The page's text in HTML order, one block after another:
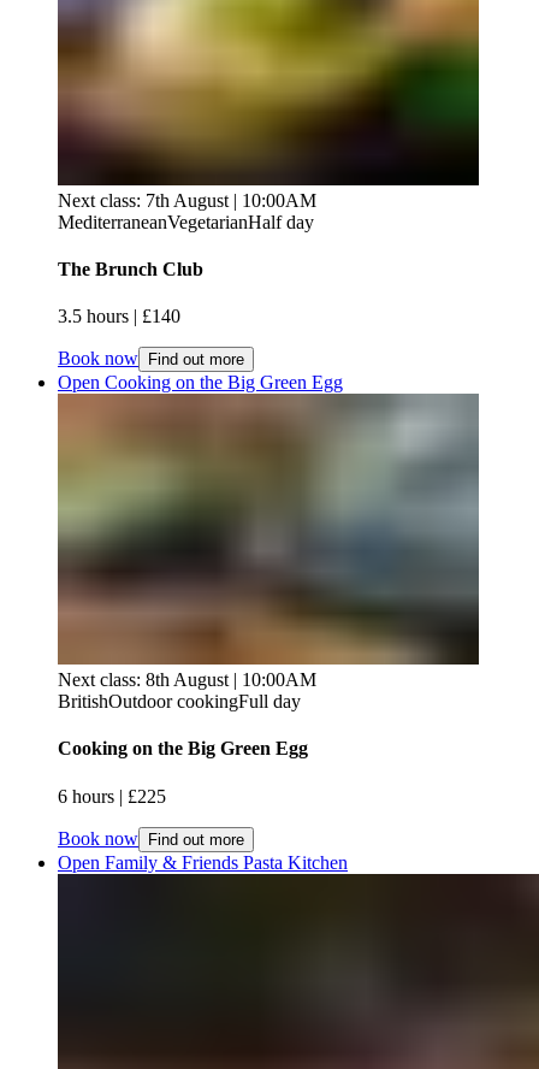
Next class: 7th August | 10:00AM
MediterraneanVegetarianHalf day
The Brunch Club​​​​‌ ‍ ​‍​‍‌‍ ‌ ​‍‌‍‍‌‌‍‌ ‌‍‍‌‌‍ ‍​‍​‍​ ‍‍​‍​‍‌ ​ ‌‍​‌‌‍ ‍‌‍‍‌‌ ‌​‌ ‍‌​‍ ‍‌‍‍‌‌‍ ​‍​‍​‍ ​​‍​‍‌‍‍​‌ ​‍‌‍‌‌‌‍‌‍​‍​‍​ ‍‍​‍​‍‌‍‍​‌ ‌​‌ ‌​‌ ​​‌ ​ ​ ‍‍​‍ ​‍ ‌‍ ​​‍ ‌‌‍​‌‌‍ ‍‌‍‌​​‍ ‌‌ ​‍​‍ ‌‌‍‍​‌‍ ‌ ‌​‌‍‌‌‌‍ ​‌ ​ ​‍ ‌‌ ​ ‌ ‌​‌ ‌‌‌‍‌​‌‍‍‌‌‍ ​‍ ‍‌ ‌‍‌‍‌‌‌ ​‍‌‍​ ‌‍‌‌‌‍ ​​‍ ‍‌‍​‌‌ ​​‌ ​​​‍ ‌‍‍‌‌‍ ‍‌ ‌​‌‍‌‌‌‍ ‍‌ ‌​​‍ ‌‍‌‌‌‍‌​‌‍‍‌‌ ‌​​‍ ‌‍ ‌‌‍ ‌‍‌​‌‍‌‌​ ‌‌ ​​‌ ​‍‌‍‌‌‌ ​ ‌‍‌‌‌‍ ‍‌ ‌​‌‍​‌‌ ‌​‌‍‍‌‌‍ ‌‍ ‍​ ‍ ‌‍‍‌‌‍‌​​ ‌‌‍​ ​ ‍​​ ​ ​ ​‍​ ​ ‌‍​ ‌‍​‌‌‍​ ​‍ ‌​ ​‌​ ​‍​ ‌‍‌‍‌‌​‍ ‌​ ‌​‌‍​‍‌‍​‌‌‍‌​​‍ ‌‌‍​‌‌‍​‍​ ​ ​ ​​​‍ ‌​ ​‌‌‍‌‍‌‍‌​​ ‍‌‌‍‌‌‌‍‌‌​ ‍​​ ‌‍​ ‍‌​ ​‍‌‍‌‌​ ​​​ ‍ ‌ ‌​‌ ‍‌‌ ​​‌‍‌‌​ ‌‌‍‍​‌‍ ‌ ‌​‌‍‌‌‌‍ ​‌​​ ‌‍ ​‌‍​‌‌ ​ ‌ ​ ​ ‍ ‌ ​​‌‍​‌‌ ‌​‌‍‍​​ ‌‌ ‌​‌‍‍‌‌ ‌​‌‍ ​‌‍‌‌​ ‌‍​‍‌‍​‌‌ ​ ‌‍‌‌‌‌‌‌‌ ​‍‌‍ ​​ ‌‌‍‍​‌ ‌​‌ ‌​‌ ​​‌ ​ ​‍‌‌​ ​ ‌​​‌​‍‌‌​ ​‍‌​‌‍​‍‌‌​ ​‍‌​‌‍‌‍ ​​‍ ‌‌‍​‌‌‍ ‍‌‍‌​​‍ ‌‌ ​‍​‍ ‌‌‍‍​‌‍ ‌ ‌​‌‍‌‌‌‍ ​‌ ​ ​‍ ‌‌ ​ ‌ ‌​‌ ‌‌‌‍‌​‌‍‍‌‌‍ ​‍ ‍‌ ‌‍‌‍‌‌‌ ​‍‌‍​ ‌‍‌‌‌‍ ​​‍ ‍‌‍​‌‌ ​​‌ ​​​‍‌‍‌‍‍‌‌‍‌​​ ‌‌‍​ ​ ‍​​ ​ ​ ​‍​ ​ ‌‍​ ‌‍​‌‌‍​ ​‍ ‌​ ​‌​ ​‍​ ‌‍‌‍‌‌​‍ ‌​ ‌​‌‍​‍‌‍​‌‌‍‌​​‍ ‌‌‍​‌‌‍​‍​ ​ ​ ​​​‍ ‌​ ​‌‌‍‌‍‌‍‌​​ ‍‌‌‍‌‌‌‍‌‌​ ‍​​ ‌‍​ ‍‌​ ​‍‌‍‌‌​ ​​​‍‌‍‌ ‌​‌ ‍‌‌ ​​‌‍‌‌​ ‌‌‍‍​‌‍ ‌ ‌​‌‍‌‌‌‍ ​‌​​ ‌‍ ​‌‍​‌‌ ​ ‌ ​ ​‍‌‍‌ ​​‌‍​‌‌ ‌​‌‍‍​​ ‌‌ ‌​‌‍‍‌‌ ‌​‌‍ ​‌‍‌‌​‍‌‍‌ ​​‌‍‌‌‌ ​‍‌ ​ ‌ ​​‌‍‌‌‌‍​ ‌ ‌​‌‍‍‌‌ ‌‍‌‍‌‌​ ‌‌ ​​‌ ‌‌‌‍​‍‌‍ ​‌‍‍‌‌ ​ ‌‍‍​‌‍‌‌‌‍‌​​‍​‍‌ ‌
3.5 hours​​​​‌ ‍ ​‍​‍‌‍ ‌ ​‍‌‍‍‌‌‍‌ ‌‍‍‌‌‍ ‍​‍​‍​ ‍‍​‍​‍‌ ​ ‌‍​‌‌‍ ‍‌‍‍‌‌ ‌​‌ ‍‌​‍ ‍‌‍‍‌‌‍ ​‍​‍​‍ ​​‍​‍‌‍‍​‌ ​‍‌‍‌‌‌‍‌‍​‍​‍​ ‍‍​‍​‍‌‍‍​‌ ‌​‌ ‌​‌ ​​‌ ​ ​ ‍‍​‍ ​‍ ‌‍ ​​‍ ‌‌‍​‌‌‍ ‍‌‍‌​​‍ ‌‌ ​‍​‍ ‌‌‍‍​‌‍ ‌ ‌​‌‍‌‌‌‍ ​‌ ​ ​‍ ‌‌ ​ ‌ ‌​‌ ‌‌‌‍‌​‌‍‍‌‌‍ ​‍ ‍‌ ‌‍‌‍‌‌‌ ​‍‌‍​ ‌‍‌‌‌‍ ​​‍ ‍‌‍​‌‌ ​​‌ ​​​‍ ‌‍‍‌‌‍ ‍‌ ‌​‌‍‌‌‌‍ ‍‌ ‌​​‍ ‌‍‌‌‌‍‌​‌‍‍‌‌ ‌​​‍ ‌‍ ‌‌‍ ‌‍‌​‌‍‌‌​ ‌‌ ​​‌ ​‍‌‍‌‌‌ ​ ‌‍‌‌‌‍ ‍‌ ‌​‌‍​‌‌ ‌​‌‍‍‌‌‍ ‌‍ ‍​ ‍ ‌‍‍‌‌‍‌​​ ‌‌‍​ ​ ‍​​ ​ ​ ​‍​ ​ ‌‍​ ‌‍​‌‌‍​ ​‍ ‌​ ​‌​ ​‍​ ‌‍‌‍‌‌​‍ ‌​ ‌​‌‍​‍‌‍​‌‌‍‌​​‍ ‌‌‍​‌‌‍​‍​ ​ ​ ​​​‍ ‌​ ​‌‌‍‌‍‌‍‌​​ ‍‌‌‍‌‌‌‍‌‌​ ‍​​ ‌‍​ ‍‌​ ​‍‌‍‌‌​ ​​​ ‍ ‌ ‌​‌ ‍‌‌ ​​‌‍‌‌​ ‌‌‍‍​‌‍ ‌ ‌​‌‍‌‌‌‍ ​‌​​ ‌‍ ​‌‍​‌‌ ​ ‌ ​ ​ ‍ ‌ ​​‌‍​‌‌ ‌​‌‍‍​​ ‌‌ ‌​‌‍‍‌‌‍ ‌‌‍‌‌​ ‌‍​‍‌‍​‌‌ ​ ‌‍‌‌‌‌‌‌‌ ​‍‌‍ ​​ ‌‌‍‍​‌ ‌​‌ ‌​‌ ​​‌ ​ ​‍‌‌​ ​ ‌​​‌​‍‌‌​ ​‍‌​‌‍​‍‌‌​ ​‍‌​‌‍‌‍ ​​‍ ‌‌‍​‌‌‍ ‍‌‍‌​​‍ ‌‌ ​‍​‍ ‌‌‍‍​‌‍ ‌ ‌​‌‍‌‌‌‍ ​‌ ​ ​‍ ‌‌ ​ ‌ ‌​‌ ‌‌‌‍‌​‌‍‍‌‌‍ ​‍ ‍‌ ‌‍‌‍‌‌‌ ​‍‌‍​ ‌‍‌‌‌‍ ​​‍ ‍‌‍​‌‌ ​​‌ ​​​‍‌‍‌‍‍‌‌‍‌​​ ‌‌‍​ ​ ‍​​ ​ ​ ​‍​ ​ ‌‍​ ‌‍​‌‌‍​ ​‍ ‌​ ​‌​ ​‍​ ‌‍‌‍‌‌​‍ ‌​ ‌​‌‍​‍‌‍​‌‌‍‌​​‍ ‌‌‍​‌‌‍​‍​ ​ ​ ​​​‍ ‌​ ​‌‌‍‌‍‌‍‌​​ ‍‌‌‍‌‌‌‍‌‌​ ‍​​ ‌‍​ ‍‌​ ​‍‌‍‌‌​ ​​​‍‌‍‌ ‌​‌ ‍‌‌ ​​‌‍‌‌​ ‌‌‍‍​‌‍ ‌ ‌​‌‍‌‌‌‍ ​‌​​ ‌‍ ​‌‍​‌‌ ​ ‌ ​ ​‍‌‍‌ ​​‌‍​‌‌ ‌​‌‍‍​​ ‌‌ ‌​‌‍‍‌‌‍ ‌‌‍‌‌​‍‌‍‌ ​​‌‍‌‌‌ ​‍‌ ​ ‌ ​​‌‍‌‌‌‍​ ‌ ‌​‌‍‍‌‌ ‌‍‌‍‌‌​ ‌‌ ​​‌ ‌‌‌‍​‍‌‍ ​‌‍‍‌‌ ​ ‌‍‍​‌‍‌‌‌‍‌​​‍​‍‌ ‌ | £140​​​​‌ ‍ ​‍​‍‌‍ ‌ ​‍‌‍‍‌‌‍‌ ‌‍‍‌‌‍ ‍​‍​‍​ ‍‍​‍​‍‌ ​ ‌‍​‌‌‍ ‍‌‍‍‌‌ ‌​‌ ‍‌​‍ ‍‌‍‍‌‌‍ ​‍​‍​‍ ​​‍​‍‌‍‍​‌ ​‍‌‍‌‌‌‍‌‍​‍​‍​ ‍‍​‍​‍‌‍‍​‌ ‌​‌ ‌​‌ ​​‌ ​ ​ ‍‍​‍ ​‍ ‌‍ ​​‍ ‌‌‍​‌‌‍ ‍‌‍‌​​‍ ‌‌ ​‍​‍ ‌‌‍‍​‌‍ ‌ ‌​‌‍‌‌‌‍ ​‌ ​ ​‍ ‌‌ ​ ‌ ‌​‌ ‌‌‌‍‌​‌‍‍‌‌‍ ​‍ ‍‌ ‌‍‌‍‌‌‌ ​‍‌‍​ ‌‍‌‌‌‍ ​​‍ ‍‌‍​‌‌ ​​‌ ​​​‍ ‌‍‍‌‌‍ ‍‌ ‌​‌‍‌‌‌‍ ‍‌ ‌​​‍ ‌‍‌‌‌‍‌​‌‍‍‌‌ ‌​​‍ ‌‍ ‌‌‍ ‌‍‌​‌‍‌‌​ ‌‌ ​​‌ ​‍‌‍‌‌‌ ​ ‌‍‌‌‌‍ ‍‌ ‌​‌‍​‌‌ ‌​‌‍‍‌‌‍ ‌‍ ‍​ ‍ ‌‍‍‌‌‍‌​​ ‌‌‍​ ​ ‍​​ ​ ​ ​‍​ ​ ‌‍​ ‌‍​‌‌‍​ ​‍ ‌​ ​‌​ ​‍​ ‌‍‌‍‌‌​‍ ‌​ ‌​‌‍​‍‌‍​‌‌‍‌​​‍ ‌‌‍​‌‌‍​‍​ ​ ​ ​​​‍ ‌​ ​‌‌‍‌‍‌‍‌​​ ‍‌‌‍‌‌‌‍‌‌​ ‍​​ ‌‍​ ‍‌​ ​‍‌‍‌‌​ ​​​ ‍ ‌ ‌​‌ ‍‌‌ ​​‌‍‌‌​ ‌‌‍‍​‌‍ ‌ ‌​‌‍‌‌‌‍ ​‌​​ ‌‍ ​‌‍​‌‌ ​ ‌ ​ ​ ‍ ‌ ​​‌‍​‌‌ ‌​‌‍‍​​ ‌‌ ​​‌ ​‍‌‍‍‌‌‍​ ‌‍‌‌​ ‌‍​‍‌‍​‌‌ ​ ‌‍‌‌‌‌‌‌‌ ​‍‌‍ ​​ ‌‌‍‍​‌ ‌​‌ ‌​‌ ​​‌ ​ ​‍‌‌​ ​ ‌​​‌​‍‌‌​ ​‍‌​‌‍​‍‌‌​ ​‍‌​‌‍‌‍ ​​‍ ‌‌‍​‌‌‍ ‍‌‍‌​​‍ ‌‌ ​‍​‍ ‌‌‍‍​‌‍ ‌ ‌​‌‍‌‌‌‍ ​‌ ​ ​‍ ‌‌ ​ ‌ ‌​‌ ‌‌‌‍‌​‌‍‍‌‌‍ ​‍ ‍‌ ‌‍‌‍‌‌‌ ​‍‌‍​ ‌‍‌‌‌‍ ​​‍ ‍‌‍​‌‌ ​​‌ ​​​‍‌‍‌‍‍‌‌‍‌​​ ‌‌‍​ ​ ‍​​ ​ ​ ​‍​ ​ ‌‍​ ‌‍​‌‌‍​ ​‍ ‌​ ​‌​ ​‍​ ‌‍‌‍‌‌​‍ ‌​ ‌​‌‍​‍‌‍​‌‌‍‌​​‍ ‌‌‍​‌‌‍​‍​ ​ ​ ​​​‍ ‌​ ​‌‌‍‌‍‌‍‌​​ ‍‌‌‍‌‌‌‍‌‌​ ‍​​ ‌‍​ ‍‌​ ​‍‌‍‌‌​ ​​​‍‌‍‌ ‌​‌ ‍‌‌ ​​‌‍‌‌​ ‌‌‍‍​‌‍ ‌ ‌​‌‍‌‌‌‍ ​‌​​ ‌‍ ​‌‍​‌‌ ​ ‌ ​ ​‍‌‍‌ ​​‌‍​‌‌ ‌​‌‍‍​​ ‌‌ ​​‌ ​‍‌‍‍‌‌‍​ ‌‍‌‌​‍‌‍‌ ​​‌‍‌‌‌ ​‍‌ ​ ‌ ​​‌‍‌‌‌‍​ ‌ ‌​‌‍‍‌‌ ‌‍‌‍‌‌​ ‌‌ ​​‌ ‌‌‌‍​‍‌‍ ​‌‍‍‌‌ ​ ‌‍‍​‌‍‌‌‌‍‌​​‍​‍‌ ‌
Book now Find out more
Open Cooking on the Big Green Egg​​​​‌ ‍ ​‍​‍‌‍ ‌ ​‍‌‍‍‌‌‍‌ ‌‍‍‌‌‍ ‍​‍​‍​ ‍‍​‍​‍‌ ​ ‌‍​‌‌‍ ‍‌‍‍‌‌ ‌​‌ ‍‌​‍ ‍‌‍‍‌‌‍ ​‍​‍​‍ ​​‍​‍‌‍‍​‌ ​‍‌‍‌‌‌‍‌‍​‍​‍​ ‍‍​‍​‍‌‍‍​‌ ‌​‌ ‌​‌ ​​‌ ​ ​ ‍‍​‍ ​‍ ‌‍ ​​‍ ‌‌‍​‌‌‍ ‍‌‍‌​​‍ ‌‌ ​‍​‍ ‌‌‍‍​‌‍ ‌ ‌​‌‍‌‌‌‍ ​‌ ​ ​‍ ‌‌ ​ ‌ ‌​‌ ‌‌‌‍‌​‌‍‍‌‌‍ ​‍ ‍‌ ‌‍‌‍‌‌‌ ​‍‌‍​ ‌‍‌‌‌‍ ​​‍ ‍‌‍​‌‌ ​​‌ ​​​‍ ‌‍‍‌‌‍ ‍‌ ‌​‌‍‌‌‌‍ ‍‌ ‌​​‍ ‌‍‌‌‌‍‌​‌‍‍‌‌ ‌​​‍ ‌‍ ‌‌‍ ‌‍‌​‌‍‌‌​ ‌‌ ​​‌ ​‍‌‍‌‌‌ ​ ‌‍‌‌‌‍ ‍‌ ‌​‌‍​‌‌ ‌​‌‍‍‌‌‍ ‌‍ ‍​ ‍ ‌‍‍‌‌‍‌​​ ‌‌‍‌‍​ ​‍‌‍‌‍​ ‍​‌‍‌‍​ ​‍​ ‌‍​ ​ ​‍ ‌‌‍​ ​ ​ ‌‍‌‌​ ‍​​‍ ‌​ ‌​‌‍‌‍​ ​‌​ ‍‌​‍ ‌‌‍​‌​ ‌​​ ​‍​ ‌‍​‍ ‌‌‍​‌‌‍​‍​ ‍​​ ‌ ‌‍​‍‌‍​‍‌‍‌‌​ ‌‌​ ‌​​ ​ ​ ‌ ​ ‍‌​ ‍ ‌ ‌​‌ ‍‌‌ ​​‌‍‌‌​ ‌‌‍‍​‌‍ ‌ ‌​‌‍‌‌‌‍ ​‌​​ ‌‍ ​‌‍​‌‌ ​ ‌ ​ ​ ‍ ‌ ​​‌‍​‌‌ ‌​‌‍‍​​ ‌‌ ‌​‌‍‍‌‌ ‌​‌‍ ​‌‍‌‌​ ‌‍​‍‌‍​‌‌ ​ ‌‍‌‌‌‌‌‌‌ ​‍‌‍ ​​ ‌‌‍‍​‌ ‌​‌ ‌​‌ ​​‌ ​ ​‍‌‌​ ​ ‌​​‌​‍‌‌​ ​‍‌​‌‍​‍‌‌​ ​‍‌​‌‍‌‍ ​​‍ ‌‌‍​‌‌‍ ‍‌‍‌​​‍ ‌‌ ​‍​‍ ‌‌‍‍​‌‍ ‌ ‌​‌‍‌‌‌‍ ​‌ ​ ​‍ ‌‌ ​ ‌ ‌​‌ ‌‌‌‍‌​‌‍‍‌‌‍ ​‍ ‍‌ ‌‍‌‍‌‌‌ ​‍‌‍​ ‌‍‌‌‌‍ ​​‍ ‍‌‍​‌‌ ​​‌ ​​​‍‌‍‌‍‍‌‌‍‌​​ ‌‌‍‌‍​ ​‍‌‍‌‍​ ‍​‌‍‌‍​ ​‍​ ‌‍​ ​ ​‍ ‌‌‍​ ​ ​ ‌‍‌‌​ ‍​​‍ ‌​ ‌​‌‍‌‍​ ​‌​ ‍‌​‍ ‌‌‍​‌​ ‌​​ ​‍​ ‌‍​‍ ‌‌‍​‌‌‍​‍​ ‍​​ ‌ ‌‍​‍‌‍​‍‌‍‌‌​ ‌‌​ ‌​​ ​ ​ ‌ ​ ‍‌​‍‌‍‌ ‌​‌ ‍‌‌ ​​‌‍‌‌​ ‌‌‍‍​‌‍ ‌ ‌​‌‍‌‌‌‍ ​‌​​ ‌‍ ​‌‍​‌‌ ​ ‌ ​ ​‍‌‍‌ ​​‌‍​‌‌ ‌​‌‍‍​​ ‌‌ ‌​‌‍‍‌‌ ‌​‌‍ ​‌‍‌‌​‍‌‍‌ ​​‌‍‌‌‌ ​‍‌ ​ ‌ ​​‌‍‌‌‌‍​ ‌ ‌​‌‍‍‌‌ ‌‍‌‍‌‌​ ‌‌ ​​‌ ‌‌‌‍​‍‌‍ ​‌‍‍‌‌ ​ ‌‍‍​‌‍‌‌‌‍‌​​‍​‍‌ ‌
Next class: 8th August | 10:00AM
BritishOutdoor cookingFull day
Cooking on the Big Green Egg​​​​‌ ‍ ​‍​‍‌‍ ‌ ​‍‌‍‍‌‌‍‌ ‌‍‍‌‌‍ ‍​‍​‍​ ‍‍​‍​‍‌ ​ ‌‍​‌‌‍ ‍‌‍‍‌‌ ‌​‌ ‍‌​‍ ‍‌‍‍‌‌‍ ​‍​‍​‍ ​​‍​‍‌‍‍​‌ ​‍‌‍‌‌‌‍‌‍​‍​‍​ ‍‍​‍​‍‌‍‍​‌ ‌​‌ ‌​‌ ​​‌ ​ ​ ‍‍​‍ ​‍ ‌‍ ​​‍ ‌‌‍​‌‌‍ ‍‌‍‌​​‍ ‌‌ ​‍​‍ ‌‌‍‍​‌‍ ‌ ‌​‌‍‌‌‌‍ ​‌ ​ ​‍ ‌‌ ​ ‌ ‌​‌ ‌‌‌‍‌​‌‍‍‌‌‍ ​‍ ‍‌ ‌‍‌‍‌‌‌ ​‍‌‍​ ‌‍‌‌‌‍ ​​‍ ‍‌‍​‌‌ ​​‌ ​​​‍ ‌‍‍‌‌‍ ‍‌ ‌​‌‍‌‌‌‍ ‍‌ ‌​​‍ ‌‍‌‌‌‍‌​‌‍‍‌‌ ‌​​‍ ‌‍ ‌‌‍ ‌‍‌​‌‍‌‌​ ‌‌ ​​‌ ​‍‌‍‌‌‌ ​ ‌‍‌‌‌‍ ‍‌ ‌​‌‍​‌‌ ‌​‌‍‍‌‌‍ ‌‍ ‍​ ‍ ‌‍‍‌‌‍‌​​ ‌‌‍‌‍​ ​‍‌‍‌‍​ ‍​‌‍‌‍​ ​‍​ ‌‍​ ​ ​‍ ‌‌‍​ ​ ​ ‌‍‌‌​ ‍​​‍ ‌​ ‌​‌‍‌‍​ ​‌​ ‍‌​‍ ‌‌‍​‌​ ‌​​ ​‍​ ‌‍​‍ ‌‌‍​‌‌‍​‍​ ‍​​ ‌ ‌‍​‍‌‍​‍‌‍‌‌​ ‌‌​ ‌​​ ​ ​ ‌ ​ ‍‌​ ‍ ‌ ‌​‌ ‍‌‌ ​​‌‍‌‌​ ‌‌‍‍​‌‍ ‌ ‌​‌‍‌‌‌‍ ​‌​​ ‌‍ ​‌‍​‌‌ ​ ‌ ​ ​ ‍ ‌ ​​‌‍​‌‌ ‌​‌‍‍​​ ‌‌ ‌​‌‍‍‌‌ ‌​‌‍ ​‌‍‌‌​ ‌‍​‍‌‍​‌‌ ​ ‌‍‌‌‌‌‌‌‌ ​‍‌‍ ​​ ‌‌‍‍​‌ ‌​‌ ‌​‌ ​​‌ ​ ​‍‌‌​ ​ ‌​​‌​‍‌‌​ ​‍‌​‌‍​‍‌‌​ ​‍‌​‌‍‌‍ ​​‍ ‌‌‍​‌‌‍ ‍‌‍‌​​‍ ‌‌ ​‍​‍ ‌‌‍‍​‌‍ ‌ ‌​‌‍‌‌‌‍ ​‌ ​ ​‍ ‌‌ ​ ‌ ‌​‌ ‌‌‌‍‌​‌‍‍‌‌‍ ​‍ ‍‌ ‌‍‌‍‌‌‌ ​‍‌‍​ ‌‍‌‌‌‍ ​​‍ ‍‌‍​‌‌ ​​‌ ​​​‍‌‍‌‍‍‌‌‍‌​​ ‌‌‍‌‍​ ​‍‌‍‌‍​ ‍​‌‍‌‍​ ​‍​ ‌‍​ ​ ​‍ ‌‌‍​ ​ ​ ‌‍‌‌​ ‍​​‍ ‌​ ‌​‌‍‌‍​ ​‌​ ‍‌​‍ ‌‌‍​‌​ ‌​​ ​‍​ ‌‍​‍ ‌‌‍​‌‌‍​‍​ ‍​​ ‌ ‌‍​‍‌‍​‍‌‍‌‌​ ‌‌​ ‌​​ ​ ​ ‌ ​ ‍‌​‍‌‍‌ ‌​‌ ‍‌‌ ​​‌‍‌‌​ ‌‌‍‍​‌‍ ‌ ‌​‌‍‌‌‌‍ ​‌​​ ‌‍ ​‌‍​‌‌ ​ ‌ ​ ​‍‌‍‌ ​​‌‍​‌‌ ‌​‌‍‍​​ ‌‌ ‌​‌‍‍‌‌ ‌​‌‍ ​‌‍‌‌​‍‌‍‌ ​​‌‍‌‌‌ ​‍‌ ​ ‌ ​​‌‍‌‌‌‍​ ‌ ‌​‌‍‍‌‌ ‌‍‌‍‌‌​ ‌‌ ​​‌ ‌‌‌‍​‍‌‍ ​‌‍‍‌‌ ​ ‌‍‍​‌‍‌‌‌‍‌​​‍​‍‌ ‌
6 hours​​​​‌ ‍ ​‍​‍‌‍ ‌ ​‍‌‍‍‌‌‍‌ ‌‍‍‌‌‍ ‍​‍​‍​ ‍‍​‍​‍‌ ​ ‌‍​‌‌‍ ‍‌‍‍‌‌ ‌​‌ ‍‌​‍ ‍‌‍‍‌‌‍ ​‍​‍​‍ ​​‍​‍‌‍‍​‌ ​‍‌‍‌‌‌‍‌‍​‍​‍​ ‍‍​‍​‍‌‍‍​‌ ‌​‌ ‌​‌ ​​‌ ​ ​ ‍‍​‍ ​‍ ‌‍ ​​‍ ‌‌‍​‌‌‍ ‍‌‍‌​​‍ ‌‌ ​‍​‍ ‌‌‍‍​‌‍ ‌ ‌​‌‍‌‌‌‍ ​‌ ​ ​‍ ‌‌ ​ ‌ ‌​‌ ‌‌‌‍‌​‌‍‍‌‌‍ ​‍ ‍‌ ‌‍‌‍‌‌‌ ​‍‌‍​ ‌‍‌‌‌‍ ​​‍ ‍‌‍​‌‌ ​​‌ ​​​‍ ‌‍‍‌‌‍ ‍‌ ‌​‌‍‌‌‌‍ ‍‌ ‌​​‍ ‌‍‌‌‌‍‌​‌‍‍‌‌ ‌​​‍ ‌‍ ‌‌‍ ‌‍‌​‌‍‌‌​ ‌‌ ​​‌ ​‍‌‍‌‌‌ ​ ‌‍‌‌‌‍ ‍‌ ‌​‌‍​‌‌ ‌​‌‍‍‌‌‍ ‌‍ ‍​ ‍ ‌‍‍‌‌‍‌​​ ‌‌‍‌‍​ ​‍‌‍‌‍​ ‍​‌‍‌‍​ ​‍​ ‌‍​ ​ ​‍ ‌‌‍​ ​ ​ ‌‍‌‌​ ‍​​‍ ‌​ ‌​‌‍‌‍​ ​‌​ ‍‌​‍ ‌‌‍​‌​ ‌​​ ​‍​ ‌‍​‍ ‌‌‍​‌‌‍​‍​ ‍​​ ‌ ‌‍​‍‌‍​‍‌‍‌‌​ ‌‌​ ‌​​ ​ ​ ‌ ​ ‍‌​ ‍ ‌ ‌​‌ ‍‌‌ ​​‌‍‌‌​ ‌‌‍‍​‌‍ ‌ ‌​‌‍‌‌‌‍ ​‌​​ ‌‍ ​‌‍​‌‌ ​ ‌ ​ ​ ‍ ‌ ​​‌‍​‌‌ ‌​‌‍‍​​ ‌‌ ‌​‌‍‍‌‌‍ ‌‌‍‌‌​ ‌‍​‍‌‍​‌‌ ​ ‌‍‌‌‌‌‌‌‌ ​‍‌‍ ​​ ‌‌‍‍​‌ ‌​‌ ‌​‌ ​​‌ ​ ​‍‌‌​ ​ ‌​​‌​‍‌‌​ ​‍‌​‌‍​‍‌‌​ ​‍‌​‌‍‌‍ ​​‍ ‌‌‍​‌‌‍ ‍‌‍‌​​‍ ‌‌ ​‍​‍ ‌‌‍‍​‌‍ ‌ ‌​‌‍‌‌‌‍ ​‌ ​ ​‍ ‌‌ ​ ‌ ‌​‌ ‌‌‌‍‌​‌‍‍‌‌‍ ​‍ ‍‌ ‌‍‌‍‌‌‌ ​‍‌‍​ ‌‍‌‌‌‍ ​​‍ ‍‌‍​‌‌ ​​‌ ​​​‍‌‍‌‍‍‌‌‍‌​​ ‌‌‍‌‍​ ​‍‌‍‌‍​ ‍​‌‍‌‍​ ​‍​ ‌‍​ ​ ​‍ ‌‌‍​ ​ ​ ‌‍‌‌​ ‍​​‍ ‌​ ‌​‌‍‌‍​ ​‌​ ‍‌​‍ ‌‌‍​‌​ ‌​​ ​‍​ ‌‍​‍ ‌‌‍​‌‌‍​‍​ ‍​​ ‌ ‌‍​‍‌‍​‍‌‍‌‌​ ‌‌​ ‌​​ ​ ​ ‌ ​ ‍‌​‍‌‍‌ ‌​‌ ‍‌‌ ​​‌‍‌‌​ ‌‌‍‍​‌‍ ‌ ‌​‌‍‌‌‌‍ ​‌​​ ‌‍ ​‌‍​‌‌ ​ ‌ ​ ​‍‌‍‌ ​​‌‍​‌‌ ‌​‌‍‍​​ ‌‌ ‌​‌‍‍‌‌‍ ‌‌‍‌‌​‍‌‍‌ ​​‌‍‌‌‌ ​‍‌ ​ ‌ ​​‌‍‌‌‌‍​ ‌ ‌​‌‍‍‌‌ ‌‍‌‍‌‌​ ‌‌ ​​‌ ‌‌‌‍​‍‌‍ ​‌‍‍‌‌ ​ ‌‍‍​‌‍‌‌‌‍‌​​‍​‍‌ ‌ | £225​​​​‌ ‍ ​‍​‍‌‍ ‌ ​‍‌‍‍‌‌‍‌ ‌‍‍‌‌‍ ‍​‍​‍​ ‍‍​‍​‍‌ ​ ‌‍​‌‌‍ ‍‌‍‍‌‌ ‌​‌ ‍‌​‍ ‍‌‍‍‌‌‍ ​‍​‍​‍ ​​‍​‍‌‍‍​‌ ​‍‌‍‌‌‌‍‌‍​‍​‍​ ‍‍​‍​‍‌‍‍​‌ ‌​‌ ‌​‌ ​​‌ ​ ​ ‍‍​‍ ​‍ ‌‍ ​​‍ ‌‌‍​‌‌‍ ‍‌‍‌​​‍ ‌‌ ​‍​‍ ‌‌‍‍​‌‍ ‌ ‌​‌‍‌‌‌‍ ​‌ ​ ​‍ ‌‌ ​ ‌ ‌​‌ ‌‌‌‍‌​‌‍‍‌‌‍ ​‍ ‍‌ ‌‍‌‍‌‌‌ ​‍‌‍​ ‌‍‌‌‌‍ ​​‍ ‍‌‍​‌‌ ​​‌ ​​​‍ ‌‍‍‌‌‍ ‍‌ ‌​‌‍‌‌‌‍ ‍‌ ‌​​‍ ‌‍‌‌‌‍‌​‌‍‍‌‌ ‌​​‍ ‌‍ ‌‌‍ ‌‍‌​‌‍‌‌​ ‌‌ ​​‌ ​‍‌‍‌‌‌ ​ ‌‍‌‌‌‍ ‍‌ ‌​‌‍​‌‌ ‌​‌‍‍‌‌‍ ‌‍ ‍​ ‍ ‌‍‍‌‌‍‌​​ ‌‌‍‌‍​ ​‍‌‍‌‍​ ‍​‌‍‌‍​ ​‍​ ‌‍​ ​ ​‍ ‌‌‍​ ​ ​ ‌‍‌‌​ ‍​​‍ ‌​ ‌​‌‍‌‍​ ​‌​ ‍‌​‍ ‌‌‍​‌​ ‌​​ ​‍​ ‌‍​‍ ‌‌‍​‌‌‍​‍​ ‍​​ ‌ ‌‍​‍‌‍​‍‌‍‌‌​ ‌‌​ ‌​​ ​ ​ ‌ ​ ‍‌​ ‍ ‌ ‌​‌ ‍‌‌ ​​‌‍‌‌​ ‌‌‍‍​‌‍ ‌ ‌​‌‍‌‌‌‍ ​‌​​ ‌‍ ​‌‍​‌‌ ​ ‌ ​ ​ ‍ ‌ ​​‌‍​‌‌ ‌​‌‍‍​​ ‌‌ ​​‌ ​‍‌‍‍‌‌‍​ ‌‍‌‌​ ‌‍​‍‌‍​‌‌ ​ ‌‍‌‌‌‌‌‌‌ ​‍‌‍ ​​ ‌‌‍‍​‌ ‌​‌ ‌​‌ ​​‌ ​ ​‍‌‌​ ​ ‌​​‌​‍‌‌​ ​‍‌​‌‍​‍‌‌​ ​‍‌​‌‍‌‍ ​​‍ ‌‌‍​‌‌‍ ‍‌‍‌​​‍ ‌‌ ​‍​‍ ‌‌‍‍​‌‍ ‌ ‌​‌‍‌‌‌‍ ​‌ ​ ​‍ ‌‌ ​ ‌ ‌​‌ ‌‌‌‍‌​‌‍‍‌‌‍ ​‍ ‍‌ ‌‍‌‍‌‌‌ ​‍‌‍​ ‌‍‌‌‌‍ ​​‍ ‍‌‍​‌‌ ​​‌ ​​​‍‌‍‌‍‍‌‌‍‌​​ ‌‌‍‌‍​ ​‍‌‍‌‍​ ‍​‌‍‌‍​ ​‍​ ‌‍​ ​ ​‍ ‌‌‍​ ​ ​ ‌‍‌‌​ ‍​​‍ ‌​ ‌​‌‍‌‍​ ​‌​ ‍‌​‍ ‌‌‍​‌​ ‌​​ ​‍​ ‌‍​‍ ‌‌‍​‌‌‍​‍​ ‍​​ ‌ ‌‍​‍‌‍​‍‌‍‌‌​ ‌‌​ ‌​​ ​ ​ ‌ ​ ‍‌​‍‌‍‌ ‌​‌ ‍‌‌ ​​‌‍‌‌​ ‌‌‍‍​‌‍ ‌ ‌​‌‍‌‌‌‍ ​‌​​ ‌‍ ​‌‍​‌‌ ​ ‌ ​ ​‍‌‍‌ ​​‌‍​‌‌ ‌​‌‍‍​​ ‌‌ ​​‌ ​‍‌‍‍‌‌‍​ ‌‍‌‌​‍‌‍‌ ​​‌‍‌‌‌ ​‍‌ ​ ‌ ​​‌‍‌‌‌‍​ ‌ ‌​‌‍‍‌‌ ‌‍‌‍‌‌​ ‌‌ ​​‌ ‌‌‌‍​‍‌‍ ​‌‍‍‌‌ ​ ‌‍‍​‌‍‌‌‌‍‌​​‍​‍‌ ‌
Book now Find out more
Open Family & Friends Pasta Kitchen​​​​‌ ‍ ​‍​‍‌‍ ‌ ​‍‌‍‍‌‌‍‌ ‌‍‍‌‌‍ ‍​‍​‍​ ‍‍​‍​‍‌ ​ ‌‍​‌‌‍ ‍‌‍‍‌‌ ‌​‌ ‍‌​‍ ‍‌‍‍‌‌‍ ​‍​‍​‍ ​​‍​‍‌‍‍​‌ ​‍‌‍‌‌‌‍‌‍​‍​‍​ ‍‍​‍​‍‌‍‍​‌ ‌​‌ ‌​‌ ​​‌ ​ ​ ‍‍​‍ ​‍ ‌‍ ​​‍ ‌‌‍​‌‌‍ ‍‌‍‌​​‍ ‌‌ ​‍​‍ ‌‌‍‍​‌‍ ‌ ‌​‌‍‌‌‌‍ ​‌ ​ ​‍ ‌‌ ​ ‌ ‌​‌ ‌‌‌‍‌​‌‍‍‌‌‍ ​‍ ‍‌ ‌‍‌‍‌‌‌ ​‍‌‍​ ‌‍‌‌‌‍ ​​‍ ‍‌‍​‌‌ ​​‌ ​​​‍ ‌‍‍‌‌‍ ‍‌ ‌​‌‍‌‌‌‍ ‍‌ ‌​​‍ ‌‍‌‌‌‍‌​‌‍‍‌‌ ‌​​‍ ‌‍ ‌‌‍ ‌‍‌​‌‍‌‌​ ‌‌ ​​‌ ​‍‌‍‌‌‌ ​ ‌‍‌‌‌‍ ‍‌ ‌​‌‍​‌‌ ‌​‌‍‍‌‌‍ ‌‍ ‍​ ‍ ‌‍‍‌‌‍‌​​ ‌​ ‍‌‌‍​‌​ ‌ ‌‍​‍‌‍​ ​ ‌‍‌‍‌​​ ‌‌​‍ ‌‌‍​‌​ ‍‌​ ‌​‌‍​‌​‍ ‌​ ‌​​ ‍‌‌‍‌‍‌‍‌​​‍ ‌‌‍​‍​ ‌ ​ ‍​​ ‌‍​‍ ‌​ ​​​ ‍‌‌‍​‍‌‍‌​​ ​ ‌‍​‍‌‍‌‌‌‍​‍​ ‌​‌‍​‍​ ​‌‌‍​‌​ ‍ ‌ ‌​‌ ‍‌‌ ​​‌‍‌‌​ ‌‌‍‍​‌‍ ‌ ‌​‌‍‌‌‌‍ ​‌​​ ‌‍ ​‌‍​‌‌ ​ ‌ ​ ​ ‍ ‌ ​​‌‍​‌‌ ‌​‌‍‍​​ ‌‌ ‌​‌‍‍‌‌ ‌​‌‍ ​‌‍‌‌​ ‌‍​‍‌‍​‌‌ ​ ‌‍‌‌‌‌‌‌‌ ​‍‌‍ ​​ ‌‌‍‍​‌ ‌​‌ ‌​‌ ​​‌ ​ ​‍‌‌​ ​ ‌​​‌​‍‌‌​ ​‍‌​‌‍​‍‌‌​ ​‍‌​‌‍‌‍ ​​‍ ‌‌‍​‌‌‍ ‍‌‍‌​​‍ ‌‌ ​‍​‍ ‌‌‍‍​‌‍ ‌ ‌​‌‍‌‌‌‍ ​‌ ​ ​‍ ‌‌ ​ ‌ ‌​‌ ‌‌‌‍‌​‌‍‍‌‌‍ ​‍ ‍‌ ‌‍‌‍‌‌‌ ​‍‌‍​ ‌‍‌‌‌‍ ​​‍ ‍‌‍​‌‌ ​​‌ ​​​‍‌‍‌‍‍‌‌‍‌​​ ‌​ ‍‌‌‍​‌​ ‌ ‌‍​‍‌‍​ ​ ‌‍‌‍‌​​ ‌‌​‍ ‌‌‍​‌​ ‍‌​ ‌​‌‍​‌​‍ ‌​ ‌​​ ‍‌‌‍‌‍‌‍‌​​‍ ‌‌‍​‍​ ‌ ​ ‍​​ ‌‍​‍ ‌​ ​​​ ‍‌‌‍​‍‌‍‌​​ ​ ‌‍​‍‌‍‌‌‌‍​‍​ ‌​‌‍​‍​ ​‌‌‍​‌​‍‌‍‌ ‌​‌ ‍‌‌ ​​‌‍‌‌​ ‌‌‍‍​‌‍ ‌ ‌​‌‍‌‌‌‍ ​‌​​ ‌‍ ​‌‍​‌‌ ​ ‌ ​ ​‍‌‍‌ ​​‌‍​‌‌ ‌​‌‍‍​​ ‌‌ ‌​‌‍‍‌‌ ‌​‌‍ ​‌‍‌‌​‍‌‍‌ ​​‌‍‌‌‌ ​‍‌ ​ ‌ ​​‌‍‌‌‌‍​ ‌ ‌​‌‍‍‌‌ ‌‍‌‍‌‌​ ‌‌ ​​‌ ‌‌‌‍​‍‌‍ ​‌‍‍‌‌ ​ ‌‍‍​‌‍‌‌‌‍‌​​‍​‍‌ ‌